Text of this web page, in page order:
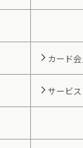
カード
サービス